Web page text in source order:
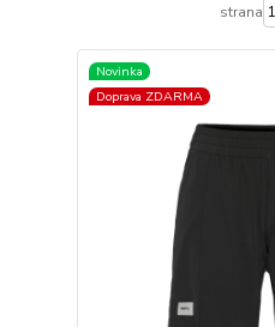
strana
Novinka
Doprava ZDARMA